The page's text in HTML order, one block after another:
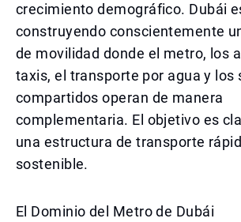
crecimiento demográfico. Dubái
construyendo conscientemente
de movilidad donde el metro, los
taxis, el transporte por agua y los
compartidos operan de manera
complementaria. El objetivo es
una estructura de transporte
sostenible.
El Dominio del Metro de Dubái